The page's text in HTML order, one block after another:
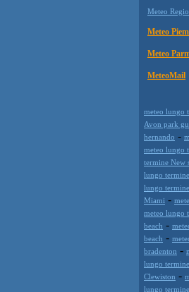
Meteo
Meteo
Meteo
MeteoMail
meteo lungo
Avon park
hernando -
meteo lungo
termine New
lungo
lungo
Miami -
meteo lungo
beach -
beach -
bradenton -
lungo
Clewiston -
lungo